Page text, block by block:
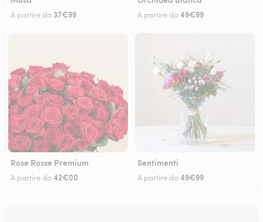
A partire da 37€99 A partire da 49€99
Rose Rosse Premium
A partire da 42€00
Sentimenti
A partire da 49€99